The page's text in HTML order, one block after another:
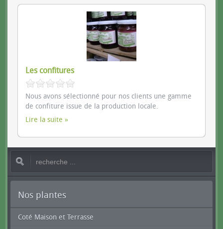
Les confitures
Nous avons sélectionné pour nos clients une gamme
de confiture issue de la production locale.
Lire la suite
Nos plantes
Coté Maison et Terrasse